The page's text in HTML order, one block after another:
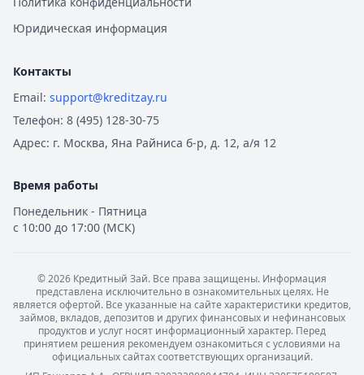
Юридическая информация
Контакты
Email: support@kreditzay.ru
Телефон: 8 (495) 128-30-75
Адрес: г. Москва, Яна Райниса б-р, д. 12, а/я 12
Время работы
Понедельник - Пятница
с 10:00 до 17:00 (МСК)
©2026 Кредитный Зай. Все права защищены. Информация
представлена исключительно в ознакомительных целях. Не
является офертой. Все указанные на сайте характеристики кредитов,
займов, вкладов, депозитов и других финансовых и нефинансовых
продуктов и услуг носят информационный характер. Перед
принятием решения рекомендуем ознакомиться с условиями на
официальных сайтах соответствующих организаций.